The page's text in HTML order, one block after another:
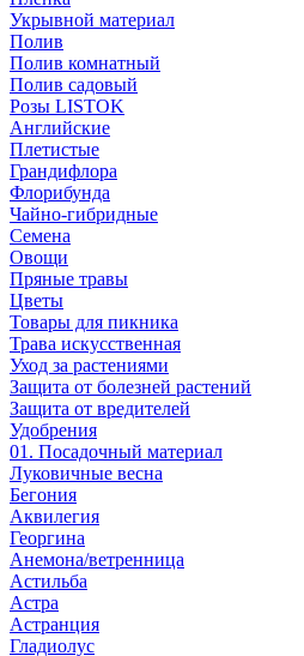
Укрывной материал
Полив
Полив комнатный
Полив садовый
Розы LISTOK
Английские
Плетистые
Грандифлора
Флорибунда
Чайно-гибридные
Семена
Овощи
Пряные травы
Цветы
Товары для пикника
Трава искусственная
Уход за растениями
Защита от болезней растений
Защита от вредителей
Удобрения
01. Посадочный материал
Луковичные весна
Бегония
Аквилегия
Георгина
Анемона/ветренница
Астильба
Астра
Астранция
Гладиолус